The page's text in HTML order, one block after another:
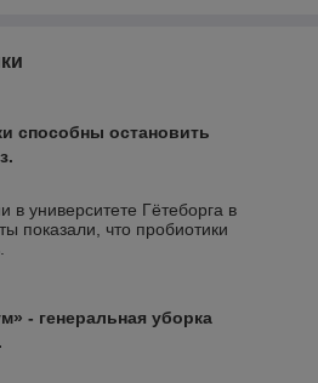
способны остановить
в университете Гётеборга в
показали, что пробиотики
- генеральная уборка